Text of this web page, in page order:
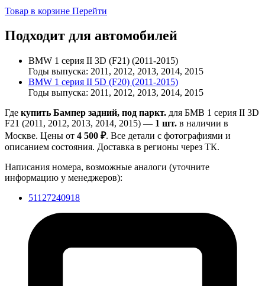
Товар в корзине Перейти
Подходит для автомобилей
BMW 1 серия II 3D (F21) (2011-2015)
Годы выпуска: 2011, 2012, 2013, 2014, 2015
BMW 1 серия II 5D (F20) (2011-2015)
Годы выпуска: 2011, 2012, 2013, 2014, 2015
Где купить Бампер задний, под паркт. для БМВ 1 серия II 3D
F21 (2011, 2012, 2013, 2014, 2015) — 1 шт. в наличии в
Москве. Цены от 4 500 ₽. Все детали с фотографиями и
описанием состояния. Доставка в регионы через ТК.
Написания номера, возможные аналоги (уточните
информацию у менеджеров):
51127240918